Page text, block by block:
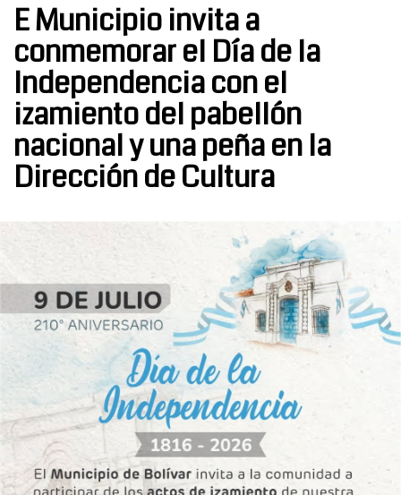
E Municipio invita a
conmemorar el Día de la
Independencia con el
izamiento del pabellón
nacional y una peña en la
Dirección de Cultura